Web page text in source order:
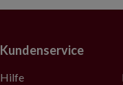
Kundenservice
Hilfe